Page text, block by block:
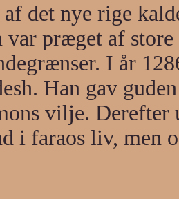
det nye rige
var præget af
I år
Han gav
vilje.
i faraos liv, men